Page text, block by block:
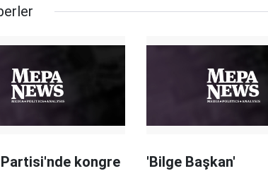
kongre
'Bilge Başkan'